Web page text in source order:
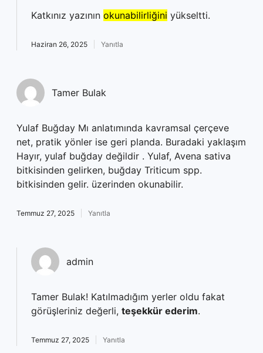
Katkınız yazının okunabilirliğini yükseltti.
Haziran 26, 2025 Yanıtla
Tamer Bulak
Yulaf Buğday Mı anlatımında kavramsal çerçeve
net, pratik yönler ise geri planda. Buradaki yaklaşım
Hayır, yulaf buğday değildir . Yulaf, Avena sativa
bitkisinden gelirken, buğday Triticum spp.
bitkisinden gelir. üzerinden okunabilir.
Temmuz 27, 2025 Yanıtla
admin
Tamer Bulak! Katılmadığım yerler oldu fakat
görüşleriniz değerli, teşekkür ederim.
Temmuz 27, 2025 Yanıtla